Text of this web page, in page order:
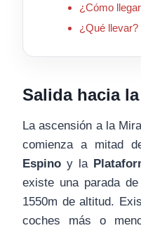
¿Cómo
¿Qué llevar?
Salida hacia
La ascensión a la
comienza a mitad
Espino y la
existe una parada
1550m de altitud.
coches más o